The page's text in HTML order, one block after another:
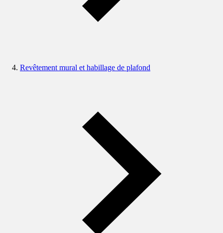
Revêtement mural et habillage de plafond